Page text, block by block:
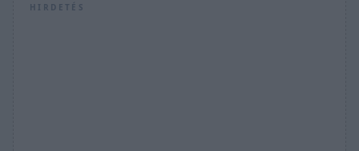
HIRDETÉS